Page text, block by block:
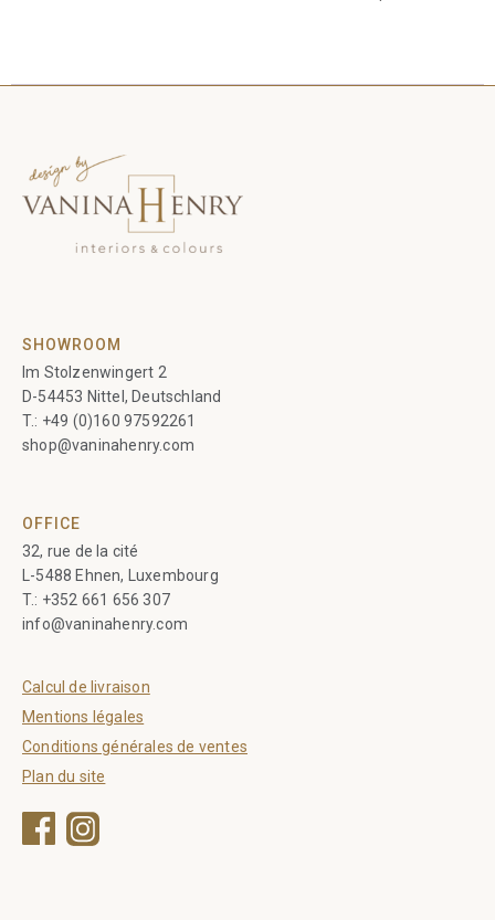
SHOWROOM
Im Stolzenwingert 2
D-54453 Nittel, Deutschland
T.: +49 (0)160 97592261
shop@vaninahenry.com
OFFICE
32, rue de la cité
L-5488 Ehnen, Luxembourg
T.: +352 661 656 307
info@vaninahenry.com
Calcul de livraison
Mentions légales
Conditions générales de ventes
Plan du site